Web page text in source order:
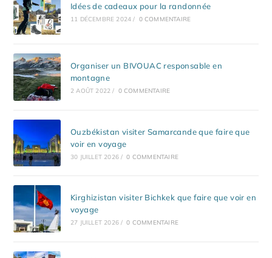
Idées de cadeaux pour la randonnée
11 DÉCEMBRE 2024 / 0 COMMENTAIRE
Organiser un BIVOUAC responsable en
montagne
2 AOÛT 2022 / 0 COMMENTAIRE
Ouzbékistan visiter Samarcande que faire que
voir en voyage
30 JUILLET 2026 / 0 COMMENTAIRE
Kirghizistan visiter Bichkek que faire que voir en
voyage
27 JUILLET 2026 / 0 COMMENTAIRE